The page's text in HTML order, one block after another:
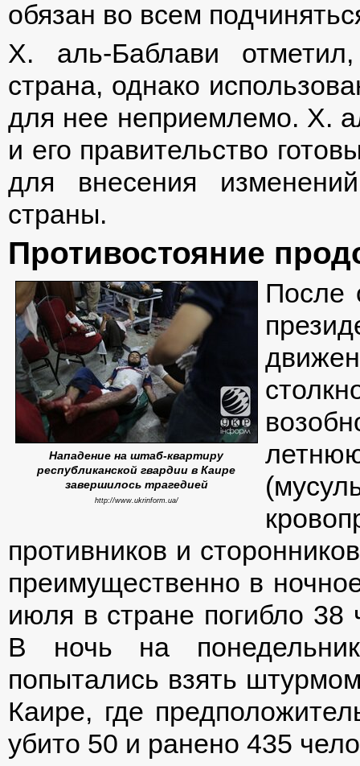
обязан во всем
Х. аль-Баблави
страна, однако
для нее неприемлемо. Х.
и его правительство
для внесения
страны.
Противостояние
Нападение на штаб-квартиру
республиканской гвардии в Каире
завершилось трагедией
http://www.ukrinform.ua/
После
противников и
преимущественно в
июля в стране погибло 38
В ночь на
попытались взять
Каире, где
убито 50 и ранено 435